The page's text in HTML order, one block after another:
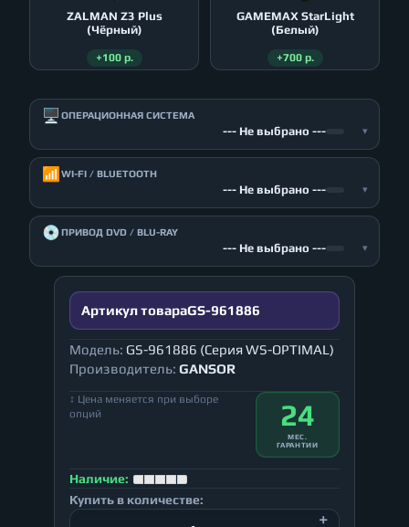
ZALMAN Z3 Plus
(Чёрный)
+100 р.
GAMEMAX StarLight
(Белый)
+700 р.
🖥️ ОПЕРАЦИОННАЯ СИСТЕМА
--- Не выбрано --- ▾
📶 WI-FI / BLUETOOTH
--- Не выбрано --- ▾
💿ПРИВОД DVD / BLU-RAY
--- Не выбрано --- ▾
Артикул товараGS-961886
Модель: GS-961886 (Серия WS-OPTIMAL)
Производитель: GANSOR
↕ Цена меняется при выборе
опций
24
МЕС.
ГАРАНТИИ
Наличие:
Купить в количестве: